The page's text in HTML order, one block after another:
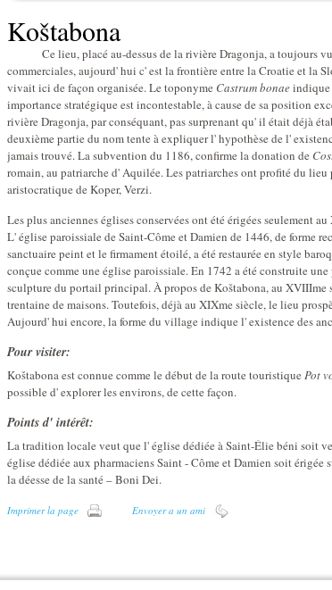
Koštabona
Ce lieu, placé au-dessus de la rivière Dragonja, a toujours vu
commerciales, aujourd' hui c' est la frontière entre la Croatie et la
vivait ici de façon organisée. Le toponyme Castrum bonaeindique
importance stratégique est incontestable, à cause de sa position
rivière Dragonja, par conséquant, pas surprenant qu' il était déjà
deuxième partie du nom tente à expliquer l' hypothèse de l'
jamais trouvé. La subvention du 1186, confirme la donation de
romain, au patriarche d' Aquilée. Les patriarches ont profité du
aristocratique de Koper, Verzi.
Les plus anciennes églises conservées ont été érigées seulement
L' église paroissiale de Saint-Côme et Damien de 1446, de forme
sanctuaire peint et le firmament étoilé, a été restaurée en style
conçue comme une église paroissiale. En 1742 a été construite
sculpture du portail principal. À propos de Koštabona, au
trentaine de maisons. Toutefois, déjà au XIXme siècle, le lieu
Aujourd' hui encore, la forme du village indique l' existence des
Pour visiter:
Koštabona est connue comme le début de la route touristique Pot
possible d' explorer les environs, de cette façon.
Points d' intérêt:
La tradition locale veut que l' église dédiée à Saint-Élie béni soit
église dédiée aux pharmaciens Saint - Côme et Damien soit
la déesse de la santé – Boni Dei.
Imprimer la page Envoyer a un ami